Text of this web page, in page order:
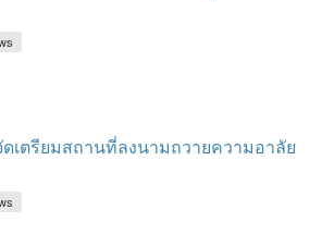
เตรียมสถานที่ลงนามถวายความอาลัย